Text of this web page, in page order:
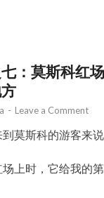
：莫斯科红
- Leave a Comment
莫斯科的游客来
上时，它给我的